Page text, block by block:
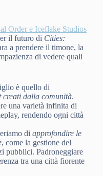
Order e Iceflake Studios
il futuro di Cities:
a prendere il timone, la
di vedere quali
è quello di
creati dalla comunità.
una varietà infinita di
rendendo ogni città
di approfondire le
, come la gestione del
pubblici. Padroneggiare
tra una città fiorente